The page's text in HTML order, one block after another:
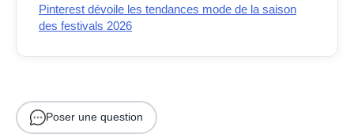
Pinterest dévoile les tendances mode de la saison
des festivals 2026
Poser une question